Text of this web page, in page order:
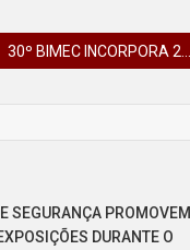
SEGURANÇA PROMOVEM
DURANTE O